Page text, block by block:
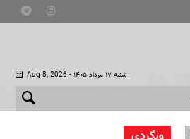
Aug 8, 2026 - شنبه ۱۷ مرداد ۱۴۰۵